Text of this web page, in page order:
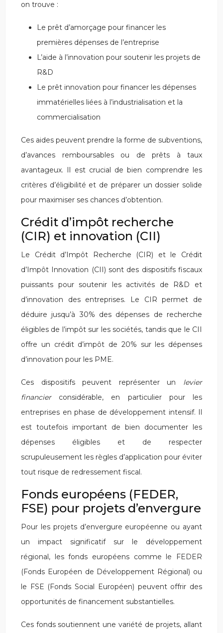
on trouve :
Le prêt d’amorçage pour financer les
premières dépenses de l’entreprise
L’aide à l’innovation pour soutenir les projets de
R&D
Le prêt innovation pour financer les dépenses
immatérielles liées à l’industrialisation et la
commercialisation
Ces aides peuvent prendre la forme de subventions,
d’avances remboursables ou de prêts à taux
avantageux. Il est crucial de bien comprendre les
critères d’éligibilité et de préparer un dossier solide
pour maximiser ses chances d’obtention.
Crédit d’impôt recherche
(CIR) et innovation (CII)
Le Crédit d’Impôt Recherche (CIR) et le Crédit
d’Impôt Innovation (CII) sont des dispositifs fiscaux
puissants pour soutenir les activités de R&D et
d’innovation des entreprises. Le CIR permet de
déduire jusqu’à 30% des dépenses de recherche
éligibles de l’impôt sur les sociétés, tandis que le CII
offre un crédit d’impôt de 20% sur les dépenses
d’innovation pour les PME.
Ces dispositifs peuvent représenter un levier
financier considérable, en particulier pour les
entreprises en phase de développement intensif. Il
est toutefois important de bien documenter les
dépenses éligibles et de respecter
scrupuleusement les règles d’application pour éviter
tout risque de redressement fiscal.
Fonds européens (FEDER,
FSE) pour projets d’envergure
Pour les projets d’envergure européenne ou ayant
un impact significatif sur le développement
régional, les fonds européens comme le FEDER
(Fonds Européen de Développement Régional) ou
le FSE (Fonds Social Européen) peuvent offrir des
opportunités de financement substantielles.
Ces fonds soutiennent une variété de projets, allant